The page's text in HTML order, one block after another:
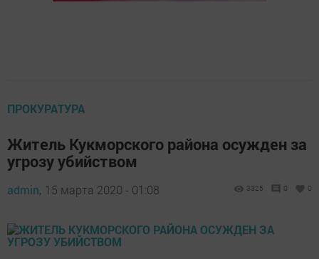
ПРОКУРАТУРА
Житель Кукморского района осужден за
угрозу убийством
admin, 15 марта 2020 - 01:08 3325 0 0